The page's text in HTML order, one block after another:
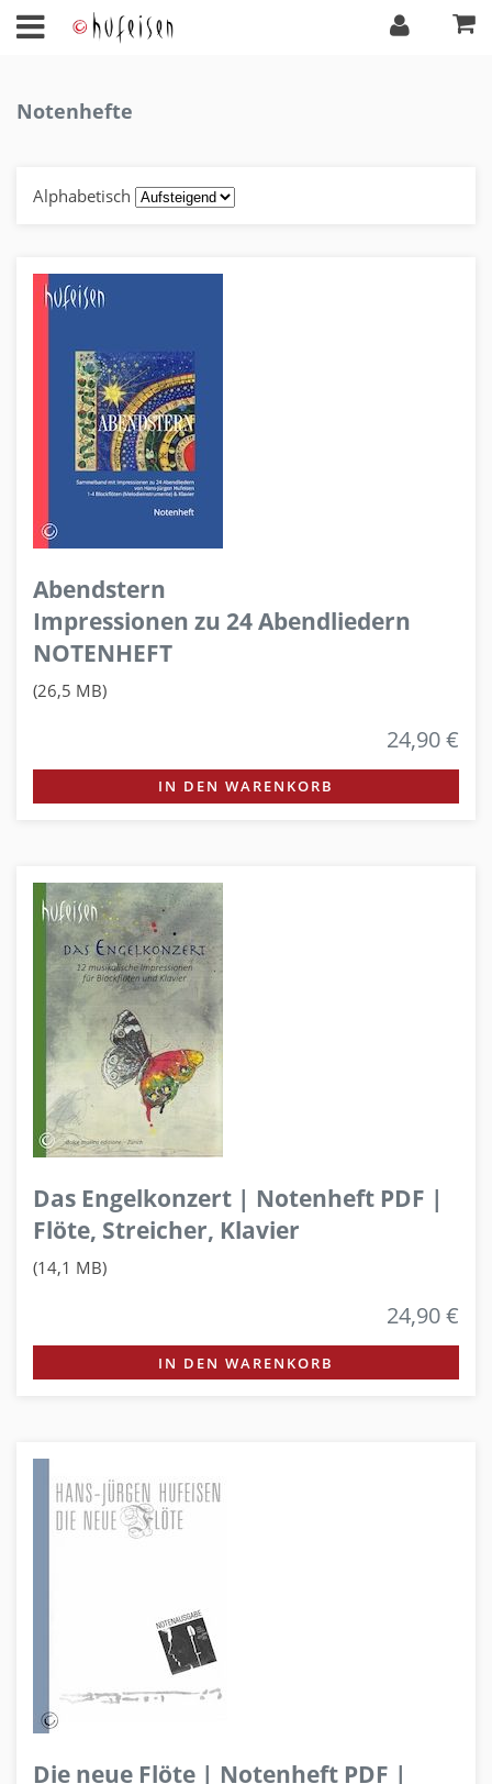
Notenhefte
Alphabetisch
Abendstern
Impressionen zu 24 Abendliedern
NOTENHEFT
(26,5 MB)
24,90 €
IN DEN WARENKORB
Das Engelkonzert | Notenheft PDF |
Flöte, Streicher, Klavier
(14,1 MB)
24,90 €
IN DEN WARENKORB
Die neue Flöte | Notenheft PDF |